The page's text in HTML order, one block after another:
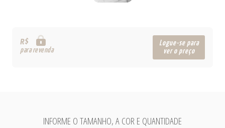
R$
para revenda
Logue-se para
ver o preço
INFORME O TAMANHO, A COR E QUANTIDADE